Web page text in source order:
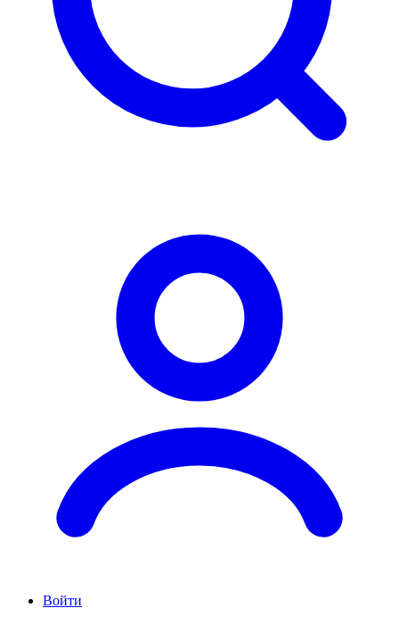
Войти